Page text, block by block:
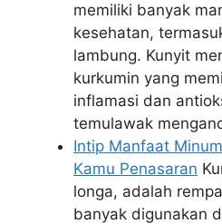
memiliki banyak
kesehatan,
lambung. Kunyit
kurkumin yang
inflamasi dan
temulawak
Intip Manfaat
Kamu Penasaran
longa, adalah
banyak digunakan